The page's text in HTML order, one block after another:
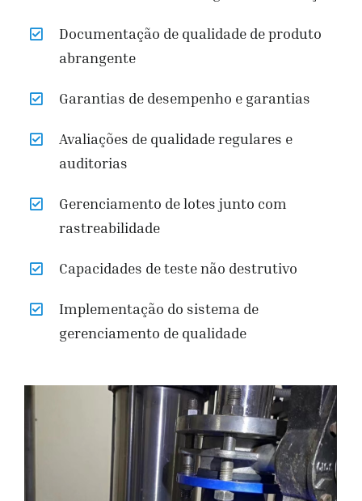
Documentação de qualidade de produto
abrangente
Garantias de desempenho e garantias
Avaliações de qualidade regulares e
auditorias
Gerenciamento de lotes junto com
rastreabilidade
Capacidades de teste não destrutivo
Implementação do sistema de
gerenciamento de qualidade